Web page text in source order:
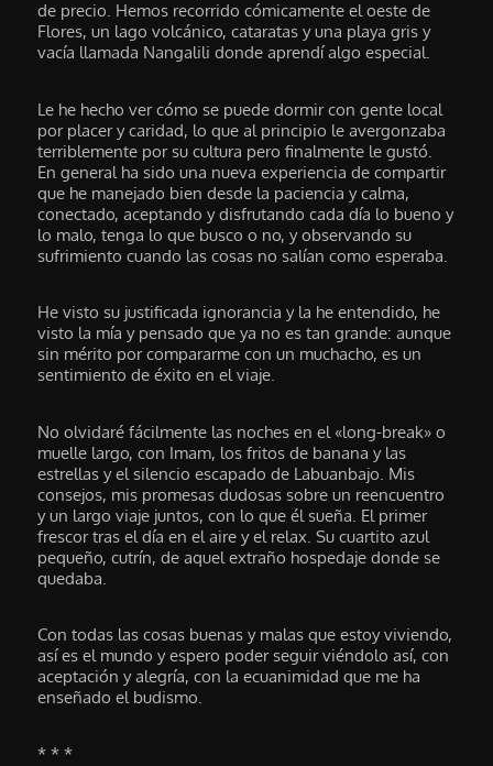
de precio. Hemos recorrido cómicamente el oeste de
Flores, un lago volcánico, cataratas y una playa gris y
vacía llamada Nangalili donde aprendí algo especial.
Le he hecho ver cómo se puede dormir con gente local
por placer y caridad, lo que al principio le avergonzaba
terriblemente por su cultura pero finalmente le gustó.
En general ha sido una nueva experiencia de compartir
que he manejado bien desde la paciencia y calma,
conectado, aceptando y disfrutando cada día lo bueno y
lo malo, tenga lo que busco o no, y observando su
sufrimiento cuando las cosas no salían como esperaba.
He visto su justificada ignorancia y la he entendido, he
visto la mía y pensado que ya no es tan grande: aunque
sin mérito por compararme con un muchacho, es un
sentimiento de éxito en el viaje.
No olvidaré fácilmente las noches en el «long-break» o
muelle largo, con Imam, los fritos de banana y las
estrellas y el silencio escapado de Labuanbajo. Mis
consejos, mis promesas dudosas sobre un reencuentro
y un largo viaje juntos, con lo que él sueña. El primer
frescor tras el día en el aire y el relax. Su cuartito azul
pequeño, cutrín, de aquel extraño hospedaje donde se
quedaba.
Con todas las cosas buenas y malas que estoy viviendo,
así es el mundo y espero poder seguir viéndolo así, con
aceptación y alegría, con la ecuanimidad que me ha
enseñado el budismo.
* * *